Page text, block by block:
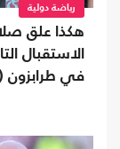
رياضة دولية
هكذا علق
الاستقبال
في طرابزون